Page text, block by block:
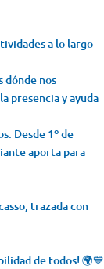
a lo largo
dónde nos
presencia y ayuda
Desde 1º de
aporta para
trazada con
de todos! 🌍💙